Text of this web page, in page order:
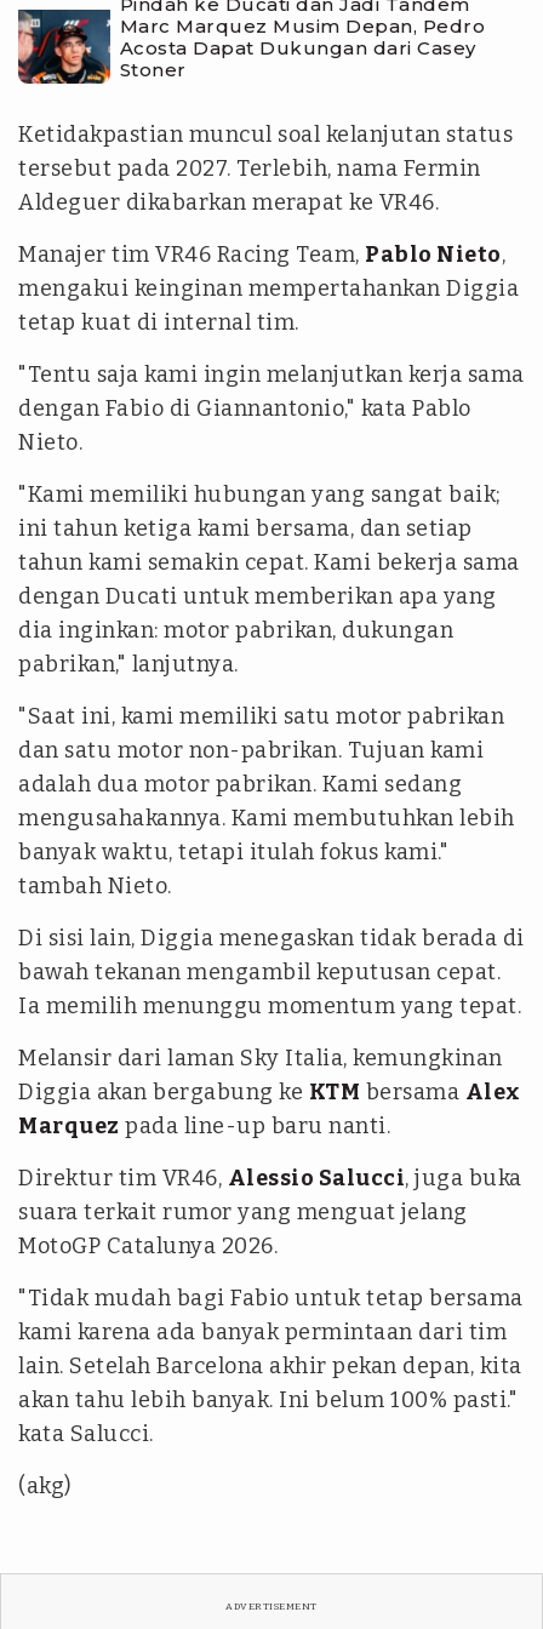
Marc Marquez Musim Depan, Pedro
Acosta Dapat Dukungan dari Casey
Stoner
Ketidakpastian muncul soal kelanjutan status
tersebut pada 2027. Terlebih, nama Fermin
Aldeguer dikabarkan merapat ke VR46.
Manajer tim VR46 Racing Team, Pablo Nieto,
mengakui keinginan mempertahankan Diggia
tetap kuat di internal tim.
"Tentu saja kami ingin melanjutkan kerja sama
dengan Fabio di Giannantonio," kata Pablo
Nieto.
"Kami memiliki hubungan yang sangat baik;
ini tahun ketiga kami bersama, dan setiap
tahun kami semakin cepat. Kami bekerja sama
dengan Ducati untuk memberikan apa yang
dia inginkan: motor pabrikan, dukungan
pabrikan," lanjutnya.
"Saat ini, kami memiliki satu motor pabrikan
dan satu motor non-pabrikan. Tujuan kami
adalah dua motor pabrikan. Kami sedang
mengusahakannya. Kami membutuhkan lebih
banyak waktu, tetapi itulah fokus kami."
tambah Nieto.
Di sisi lain, Diggia menegaskan tidak berada di
bawah tekanan mengambil keputusan cepat.
Ia memilih menunggu momentum yang tepat.
Melansir dari laman Sky Italia, kemungkinan
Diggia akan bergabung ke KTM bersama Alex
Marquez pada line-up baru nanti.
Direktur tim VR46, Alessio Salucci, juga buka
suara terkait rumor yang menguat jelang
MotoGP Catalunya 2026.
"Tidak mudah bagi Fabio untuk tetap bersama
kami karena ada banyak permintaan dari tim
lain. Setelah Barcelona akhir pekan depan, kita
akan tahu lebih banyak. Ini belum 100% pasti."
kata Salucci.
(akg)
ADVERTISEMENT